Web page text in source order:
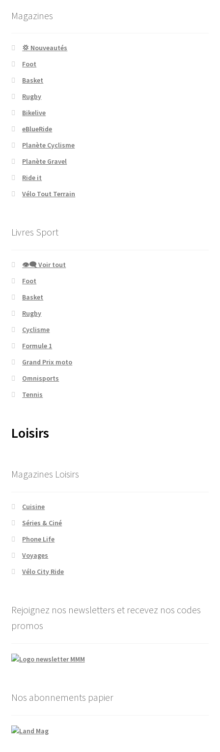
Magazines
💢 Nouveautés
Foot
Basket
Rugby
Bikelive
eBlueRide
Planète Cyclisme
Planète Gravel
Ride it
Vélo Tout Terrain
Livres Sport
👁‍🗨 Voir tout
Foot
Basket
Rugby
Cyclisme
Formule 1
Grand Prix moto
Omnisports
Tennis
Loisirs
Magazines Loisirs
Cuisine
Séries & Ciné
Phone Life
Voyages
Vélo City Ride
Rejoignez nos newsletters et recevez nos codes
promos
Nos abonnements papier